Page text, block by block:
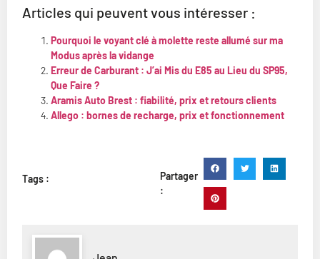
Articles qui peuvent vous intéresser :
Pourquoi le voyant clé à molette reste allumé sur ma
Modus après la vidange
Erreur de Carburant : J’ai Mis du E85 au Lieu du SP95,
Que Faire ?
Aramis Auto Brest : fiabilité, prix et retours clients
Allego : bornes de recharge, prix et fonctionnement
Tags :
Partager
: